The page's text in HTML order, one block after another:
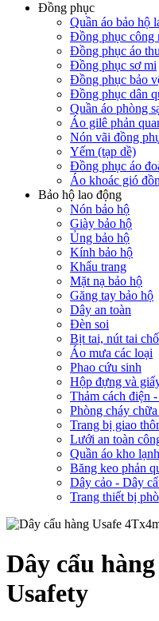
Đồng phục
Quần áo bảo hộ
Đồng phục công
Đồng phục áo
Đồng phục sơ mi
Đồng phục bảo
Đồng phục dân
Quần áo phòng
Áo gilê phản
Nón vãi đồng
Yếm (tạp dề)
Đồng phục áo
Áo khoác gió
Bảo hộ lao động
Nón bảo hộ
Giày bảo hộ
Ủng bảo hộ
Kính bảo hộ
Khẩu trang
Mặt nạ bảo hộ
Găng tay bảo hộ
Dây an toàn
Đèn soi
Bịt tai, nút tai
Áo mưa các loại
Phao cứu sinh
Hộp đựng và
Thảm cách điện
Phòng cháy
Trang bị giao
Lưới an toàn
Quần áo kho lạnh
Băng keo phản
Dây cảo - Dây
Trang thiết bị
Dây cẩu
Usafety